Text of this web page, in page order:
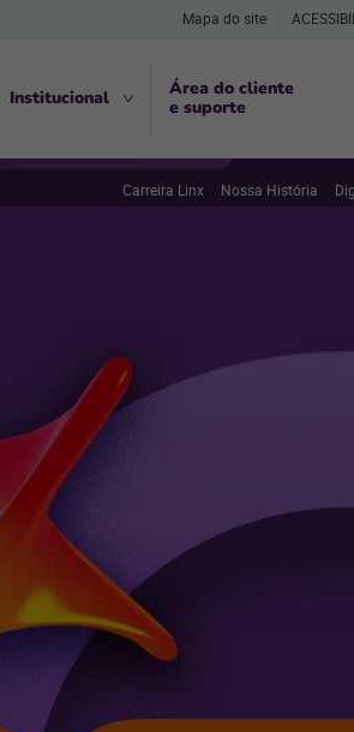
Mapa do site
Institucional
Área do cliente
e suporte
Carreira Linx Nossa História